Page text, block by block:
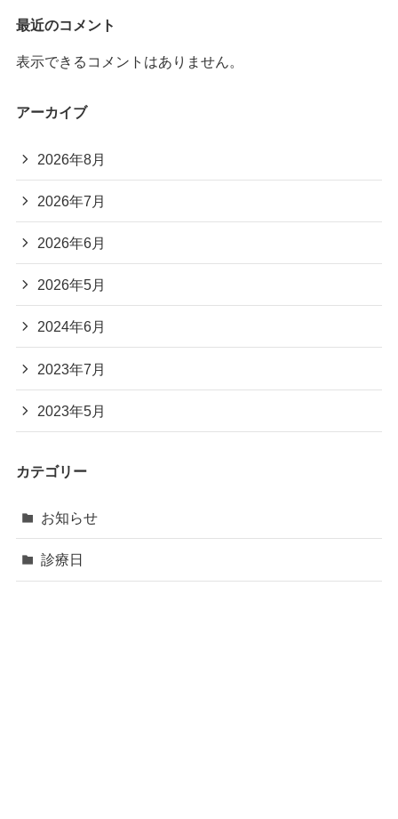
最近のコメント
表示できるコメントはありません。
アーカイブ
2026年8月
2026年7月
2026年6月
2026年5月
2024年6月
2023年7月
2023年5月
カテゴリー
お知らせ
診療日